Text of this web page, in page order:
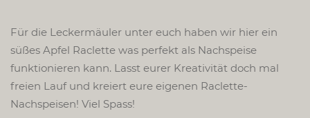
Für die Leckermäuler unter euch haben wir hier ein
süßes Apfel Raclette was perfekt als Nachspeise
funktionieren kann. Lasst eurer Kreativität doch mal
freien Lauf und kreiert eure eigenen Raclette-
Nachspeisen! Viel Spass!